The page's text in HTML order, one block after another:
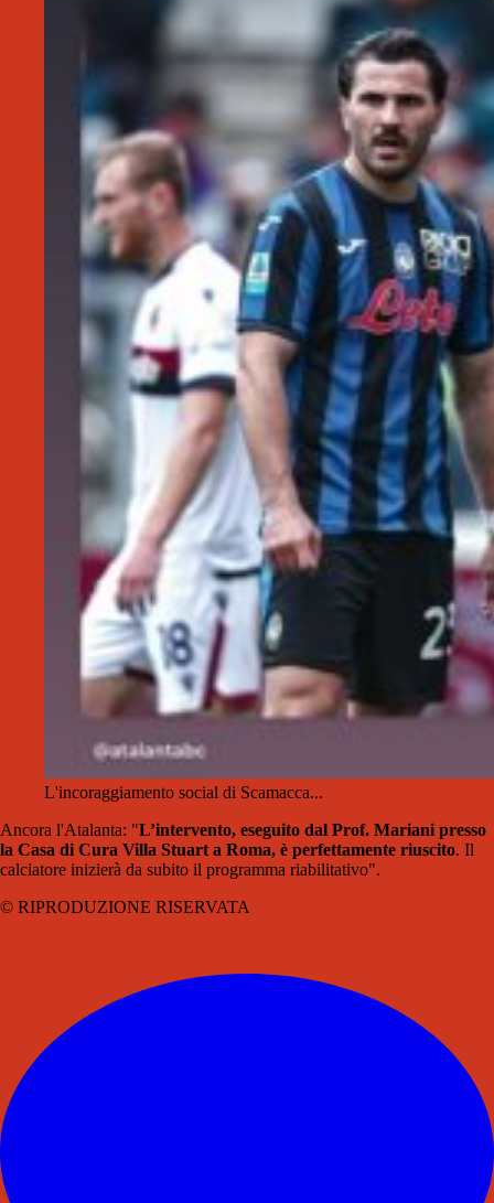
L'incoraggiamento social di Scamacca...
Ancora l'Atalanta: "L’intervento, eseguito dal Prof. Mariani presso
la Casa di Cura Villa Stuart a Roma, è perfettamente riuscito. Il
calciatore inizierà da subito il programma riabilitativo".
© RIPRODUZIONE RISERVATA